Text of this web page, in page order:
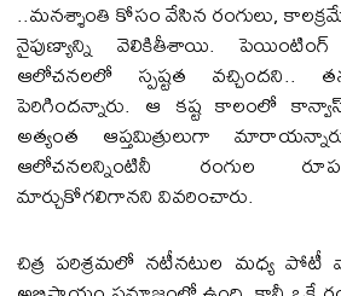
..మనశ్శాంతి కోసం వేసిన రంగులు,
నైపుణ్యాన్ని వెలికితీశాయి.
ఆలోచనలలో స్పష్టత వచ్చిందని..
పెరిగిందన్నారు. ఆ కష్ట కాలంలో కాన్వాస్
అత్యంత ఆప్తమిత్రులుగా
ఆలోచనలన్నింటినీ రంగుల
మార్చుకోగలిగానని వివరించారు.
చిత్ర పరిశ్రమలో నటీనటుల మధ్య పోటీ